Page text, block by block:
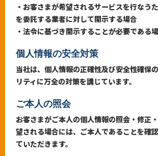
・お客さまが希望されるサービスを行なう
を委託する業者に対して開示する場合
・法令に基づき開示することが必要である
個人情報の安全対策
当社は、個人情報の正確性及び安全性確保
リティに万全の対策を講じています。
ご本人の照会
お客さまがご本人の個人情報の照会・修正
望される場合には、ご本人であることを確
ていただきます。